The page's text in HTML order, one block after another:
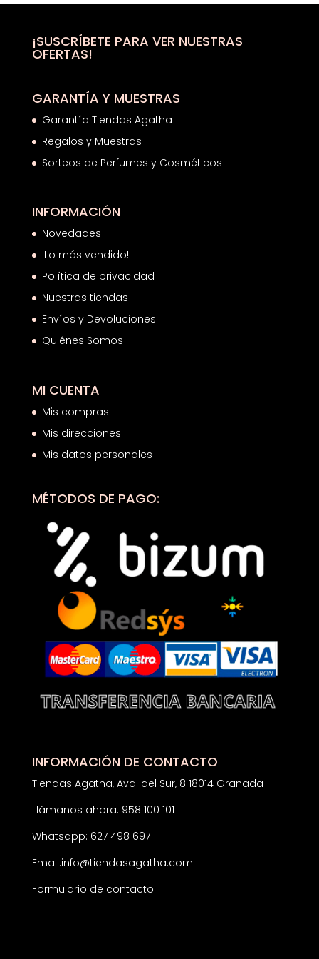
era:
es:
¡SUSCRÍBETE PARA VER NUESTRAS
OFERTAS!
GARANTÍA Y MUESTRAS
Garantía Tiendas Agatha
Regalos y Muestras
Sorteos de Perfumes y Cosméticos
INFORMACIÓN
Novedades
¡Lo más vendido!
Política de privacidad
Nuestras tiendas
Envíos y Devoluciones
Quiénes Somos
MI CUENTA
Mis compras
Mis direcciones
Mis datos personales
MÉTODOS DE PAGO:
INFORMACIÓN DE CONTACTO
Tiendas Agatha, Avd. del Sur, 8 18014 Granada
Llámanos ahora: 958 100 101
Whatsapp: 627 498 697
Email:info@tiendasagatha.com
Formulario de contacto